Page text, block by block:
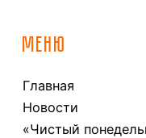
МЕНЮ
Главная
Новости
«Чистый